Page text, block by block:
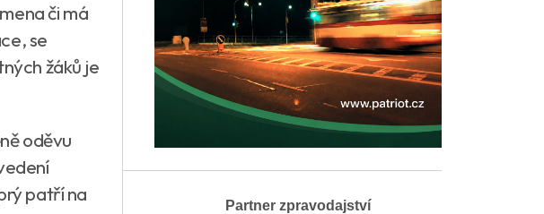
či má
se
žáků je
oděvu
patří na
Partner zpravodajství